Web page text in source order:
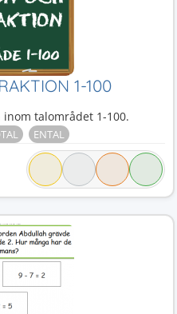
1-100
talområdet 1-100.
ENTAL